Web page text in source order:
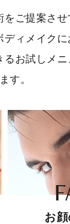
ご提案さ
ィメイク
お試しメ
す。
お